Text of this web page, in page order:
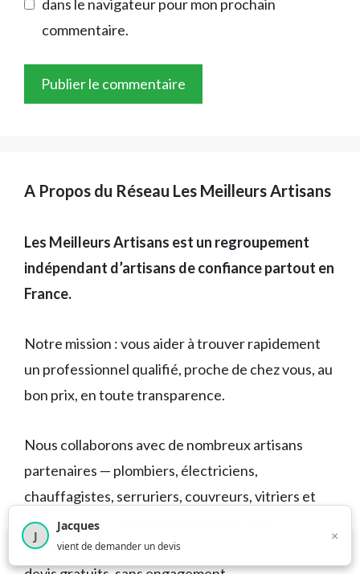
dans le navigateur pour mon prochain
commentaire.
A Propos du Réseau Les Meilleurs Artisans
Les Meilleurs Artisans est un regroupement
indépendant d’artisans de confiance partout en
France.
Notre mission : vous aider à trouver rapidement
un professionnel qualifié, proche de chez vous, au
bon prix, en toute transparence.
Nous collaborons avec de nombreux artisans
partenaires — plombiers, électriciens,
chauffagistes, serruriers, couvreurs, vitriers et
bien d’autres — pour vous proposer des
prestations fiables, des avis authentiques, et des
4 209utilisateurs ce mois-ci
J
Jacques
vient de demander un devis
×